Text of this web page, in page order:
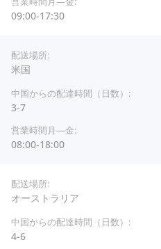
09:00-17:30
米国
3-7
08:00-18:00
オーストラリア
4-6